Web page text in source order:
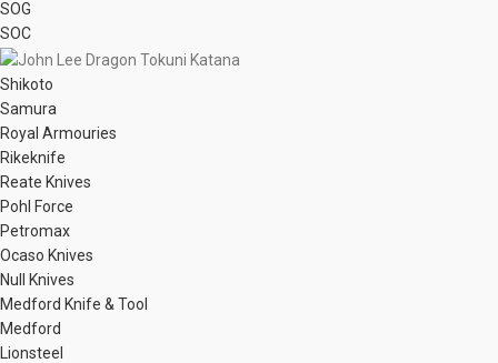
SOG
SOC
Shikoto
Samura
Royal Armouries
Rikeknife
Reate Knives
Pohl Force
Petromax
Ocaso Knives
Null Knives
Medford Knife & Tool
Medford
Lionsteel